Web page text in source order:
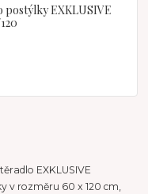
EXKLUSIVE
v rozměru 60 x 120 cm,